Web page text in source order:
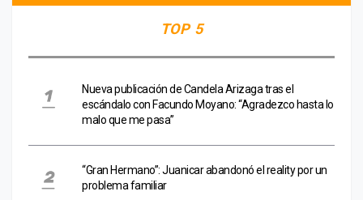
TOP 5
Nueva publicación de Candela Arizaga tras el
escándalo con Facundo Moyano: “Agradezco hasta lo
malo que me pasa”
“Gran Hermano”: Juanicar abandonó el reality por un
problema familiar